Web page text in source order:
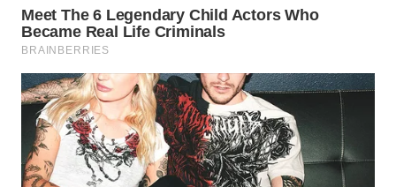
WN
BOROBUDUR
WN
MADURA
WN
SURABAYA